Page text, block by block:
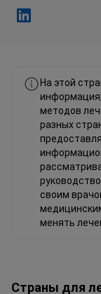
На этой
методов
разных
своим
менять
Страны для